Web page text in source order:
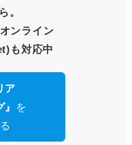
。
ンライン
も対応中
ア
を